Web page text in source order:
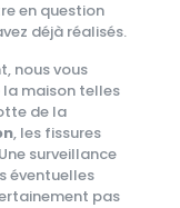
en question
déjà réalisés.
nous vous
la maison telles
de la
, les fissures
surveillance
éventuelles
pas